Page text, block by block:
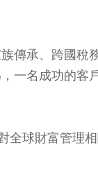
傳承、跨國稅
一名成功的客
全球財富管理